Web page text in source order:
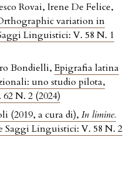
Rovai, Irene De Felice,
variation in
Linguistici: V. 58 N. 1
Bondielli,Epigrafia latina
uno studio pilota,
N. 2 (2024)
(2019, a cura di), In limine.
Saggi Linguistici: V. 58 N. 2